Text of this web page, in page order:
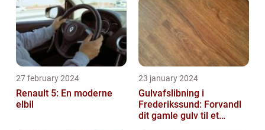
27 february 2024
Renault 5: En moderne
elbil
23 january 2024
Gulvafslibning i
Frederikssund: Forvandl
dit gamle gulv til et